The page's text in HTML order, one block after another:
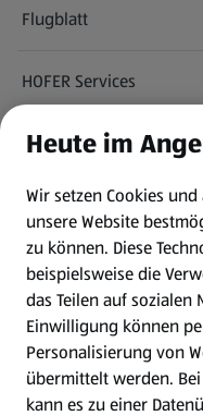
Flugblatt
HOFER Services
Newsletter
WhatsApp
Gewinnspiele
Mein HOFER. Meine
Meine Meinung. Mein
Heute im
Wir setzen Cookies
unsere Website
zu können. Diese
beispielsweise die
das Teilen auf sozialen
Einwilligung können
Personalisierung von
übermittelt werden.
kann es zu einer